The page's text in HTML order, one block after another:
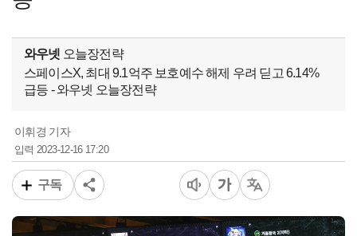
와우넷 오늘장전략
스페이스X, 최대 9.1억주 보호예수 해제 우려 딛고 6.14%
급등 - 와우넷 오늘장전략
이휘경 기자
입력2023-12-16 17:20
구독